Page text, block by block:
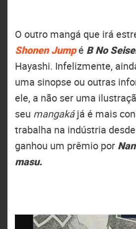
O outro mangá que irá
Shonen Jumpé B No
Hayashi. Infelizmente,
uma sinopse ou outras
ele, a não ser uma
seu mangakájá é mais
trabalha na indústria
ganhou um prêmio por
masu.